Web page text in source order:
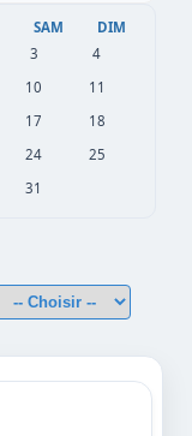
SAM
DIM
3
4
10
11
17
18
24
25
31